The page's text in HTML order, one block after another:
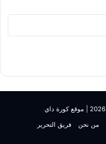
موقع كورة داي
من نحن فريق التحرير